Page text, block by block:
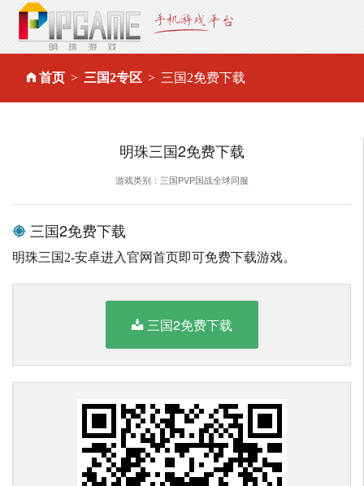
首页 三国2专区 三国2免费下载
明珠三国2免费下载
游戏类别：三国PVP国战全球同服
三国2免费下载
明珠三国2-安卓进入官网首页即可免费下载游戏。
三国2免费下载